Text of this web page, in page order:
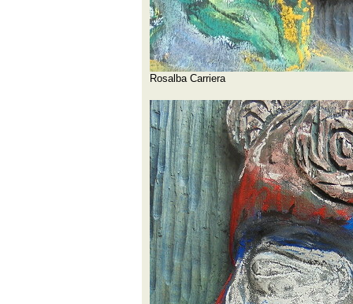
Rosalba Carriera